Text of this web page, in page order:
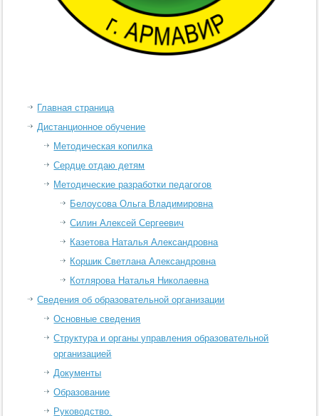
Главная страница
Дистанционное обучение
Методическая копилка
Сердце отдаю детям
Методические разработки педагогов
Белоусова Ольга Владимировна
Силин Алексей Сергеевич
Казетова Наталья Александровна
Коршик Светлана Александровна
Котлярова Наталья Николаевна
Сведения об образовательной организации
Основные сведения
Структура и органы управления образовательной
организацией
Документы
Образование
Руководство.